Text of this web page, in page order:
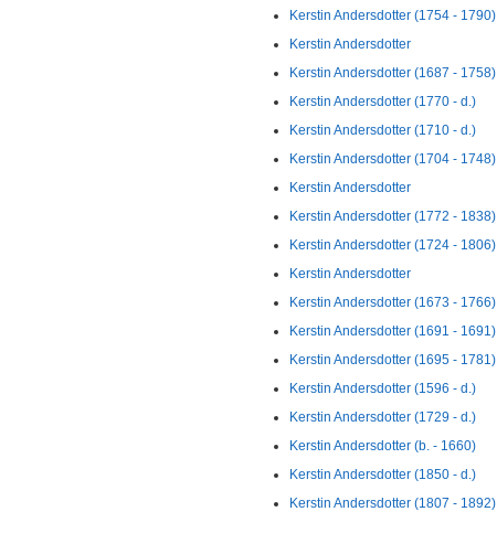
Kerstin Andersdotter (1754 - 1790)
Kerstin Andersdotter
Kerstin Andersdotter (1687 - 1758)
Kerstin Andersdotter (1770 - d.)
Kerstin Andersdotter (1710 - d.)
Kerstin Andersdotter (1704 - 1748)
Kerstin Andersdotter
Kerstin Andersdotter (1772 - 1838)
Kerstin Andersdotter (1724 - 1806)
Kerstin Andersdotter
Kerstin Andersdotter (1673 - 1766)
Kerstin Andersdotter (1691 - 1691)
Kerstin Andersdotter (1695 - 1781)
Kerstin Andersdotter (1596 - d.)
Kerstin Andersdotter (1729 - d.)
Kerstin Andersdotter (b. - 1660)
Kerstin Andersdotter (1850 - d.)
Kerstin Andersdotter (1807 - 1892)